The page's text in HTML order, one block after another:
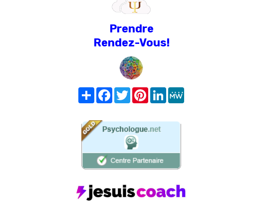
Prendre
Rendez-Vous!
Share FacebookTwitterPinterest
LinkedIn